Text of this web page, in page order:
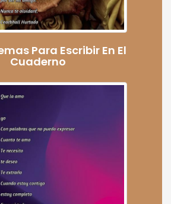
Para Escribir En El
Cuaderno